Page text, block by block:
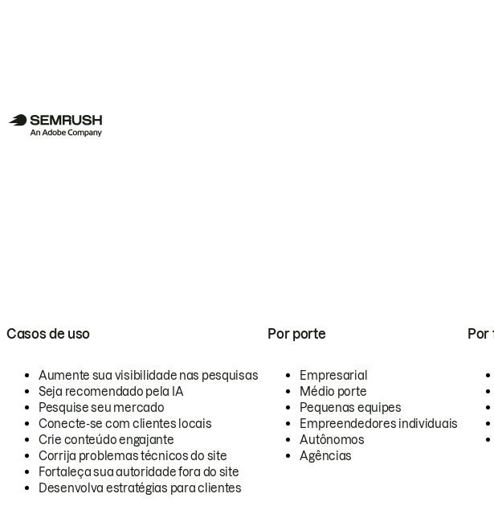
Casos de uso
Aumente sua visibilidade nas pesquisas
Seja recomendado pela IA
Pesquise seu mercado
Conecte-se com clientes locais
Crie conteúdo engajante
Corrija problemas técnicos do site
Fortaleça sua autoridade fora do site
Desenvolva estratégias para clientes
Por porte
Empresarial
Médio porte
Pequenas equipes
Empreendedores individuais
Autônomos
Agências
Por